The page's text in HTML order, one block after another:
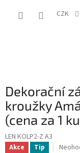
CZK
Dekorační
kroužky
(cena za 1
LEN KOLP2-Z A3
Akce Tip